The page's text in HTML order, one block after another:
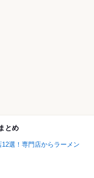
とめ
選！専門店からラーメン